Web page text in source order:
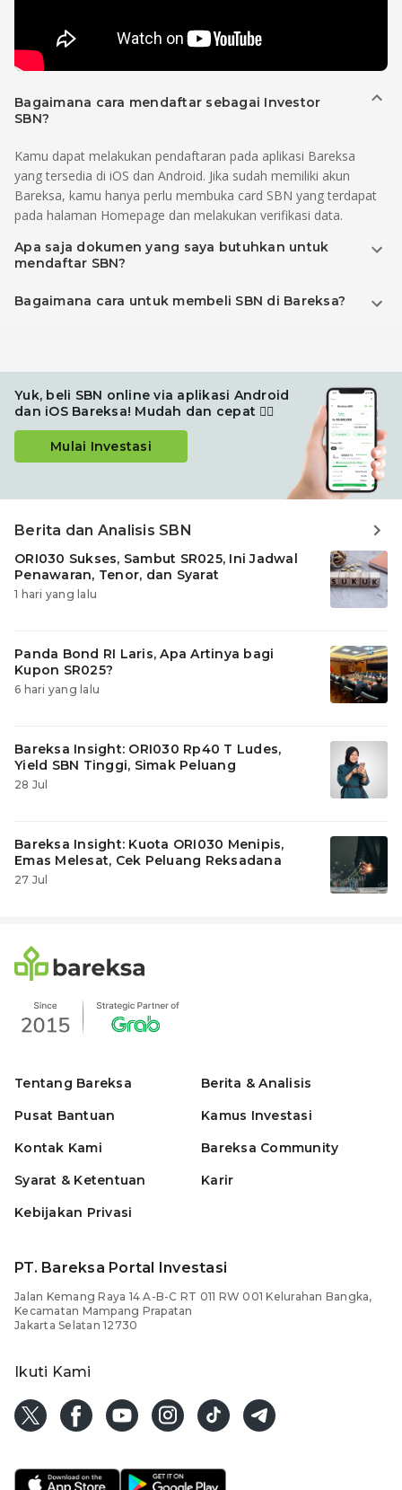
Bagaimana cara mendaftar sebagai Investor
SBN?
Kamu dapat melakukan pendaftaran pada aplikasi Bareksa
yang tersedia di iOS dan Android. Jika sudah memiliki akun
Bareksa, kamu hanya perlu membuka card SBN yang terdapat
pada halaman Homepage dan melakukan verifikasi data.
Apa saja dokumen yang saya butuhkan untuk
mendaftar SBN?
Bagaimana cara untuk membeli SBN di Bareksa?
Yuk, beli SBN online via aplikasi Android
dan iOS Bareksa! Mudah dan cepat 👍🏽
Mulai Investasi
Berita dan Analisis SBN
ORI030 Sukses, Sambut SR025, Ini Jadwal
Penawaran, Tenor, dan Syarat
Investasinya
1 hari yang lalu
Panda Bond RI Laris, Apa Artinya bagi
Kupon SR025?
6 hari yang lalu
Bareksa Insight: ORI030 Rp40 T Ludes,
Yield SBN Tinggi, Simak Peluang
Reksadana & Emas
28 Jul
Bareksa Insight: Kuota ORI030 Menipis,
Emas Melesat, Cek Peluang Reksadana
27 Jul
Tentang Bareksa
Pusat Bantuan
Kontak Kami
Syarat & Ketentuan
Kebijakan Privasi
Berita & Analisis
Kamus Investasi
Bareksa Community
Karir
PT. Bareksa Portal Investasi
Jalan Kemang Raya 14 A-B-C RT 011 RW 001 Kelurahan Bangka,
Kecamatan Mampang Prapatan
Jakarta Selatan 12730
Ikuti Kami